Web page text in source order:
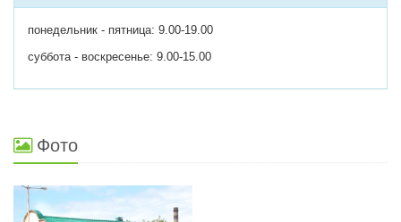
понедельник - пятница: 9.00-19.00
суббота - воскресенье: 9.00-15.00
Фото